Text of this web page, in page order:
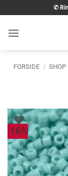
til
indhold
✆
FORSIDE / SHOP
-16%